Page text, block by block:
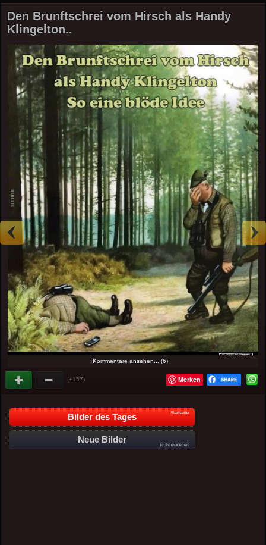
Den Brunftschrei vom Hirsch als Handy
Klingelton..
Kommentare ansehen... (6)
(+157) Merken
Bilder des Tages Startseite
Neue Bilder
nicht moderiert